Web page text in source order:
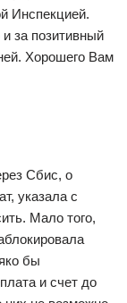
Инспекцией.
за позитивный
Хорошего Вам
Сбис, о
указала с
Мало того,
бы
и счет до